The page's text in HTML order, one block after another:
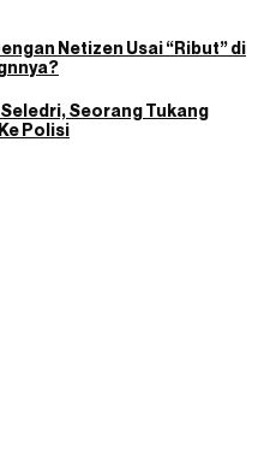
Netizen Usai “Ribut” di
Seorang Tukang
Polisi